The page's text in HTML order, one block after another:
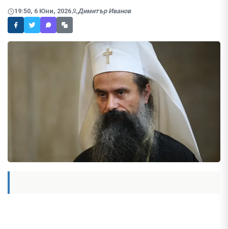
19:50, 6 Юни, 2026 Димитър Иванов